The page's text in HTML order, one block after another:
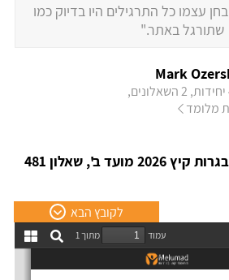
עצמו כל התרגילים היו בדיוק כמו
שתורגל באתר."
Mark
מלומד
פתרון מלא שאלה 6 - בגרות קיץ 2026 מועד ב', שאלון 481
לקובץ הבא